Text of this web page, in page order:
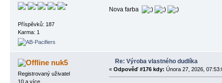
Příspěvků: 187
Karma: 1
Nova farba
nuk5
Registrovaný uživatel
10 a více
Re: Výroba vlastného dudlíka
« Odpověď #176 kdy: Února 27, 2026,